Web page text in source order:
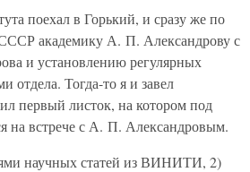
поехал в Горький, и сразу же по
академику А. П. Александрову с
и установлению регулярных
отдела. Тогда-то я и завел
первый листок, на котором под
на встрече с А. П. Александровым.
научных статей из ВИНИТИ, 2)